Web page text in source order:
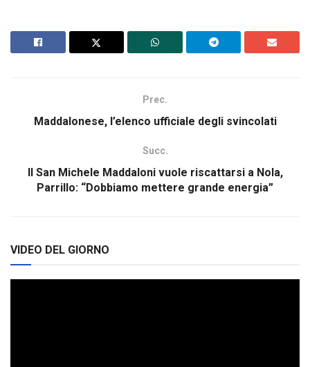
Prec.
Maddalonese, l’elenco ufficiale degli svincolati
Succ.
Il San Michele Maddaloni vuole riscattarsi a Nola,
Parrillo: “Dobbiamo mettere grande energia”
VIDEO DEL GIORNO